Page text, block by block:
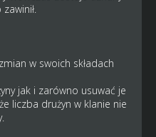
w swoich składach
jak i zarówno usuwać je
liczba drużyn w klanie nie